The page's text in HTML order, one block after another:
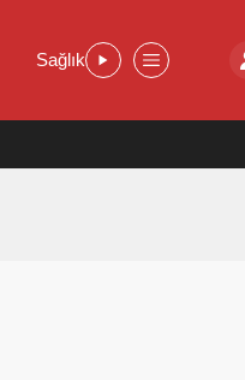
Sağlık